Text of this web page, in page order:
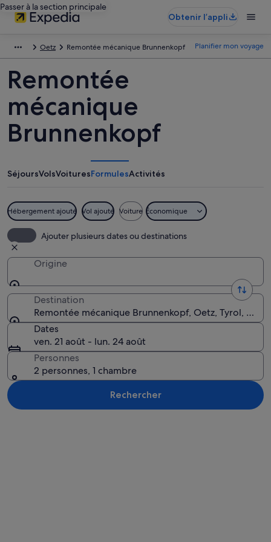
Passer à la section principale
Obtenir l’appli
Oetz Remontée mécanique Brunnenkopf Planifier mon voyage
Remontée
mécanique
Brunnenkopf
SéjoursVolsVoituresFormulesActivités
Hébergement ajouté Vol ajouté Voiture Économique
Ajouter plusieurs dates ou destinations
Origine
Destination
Remontée mécanique Brunnenkopf, Oetz, Tyrol,
Dates
ven. 21 août - lun. 24 août
Personnes
2 personnes, 1 chambre
Rechercher